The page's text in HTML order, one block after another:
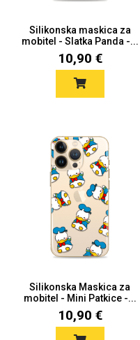
Silikonska maskica za
mobitel - Slatka Panda -...
10,90 €
Silikonska Maskica za
mobitel - Mini Patkice -...
10,90 €
Mix